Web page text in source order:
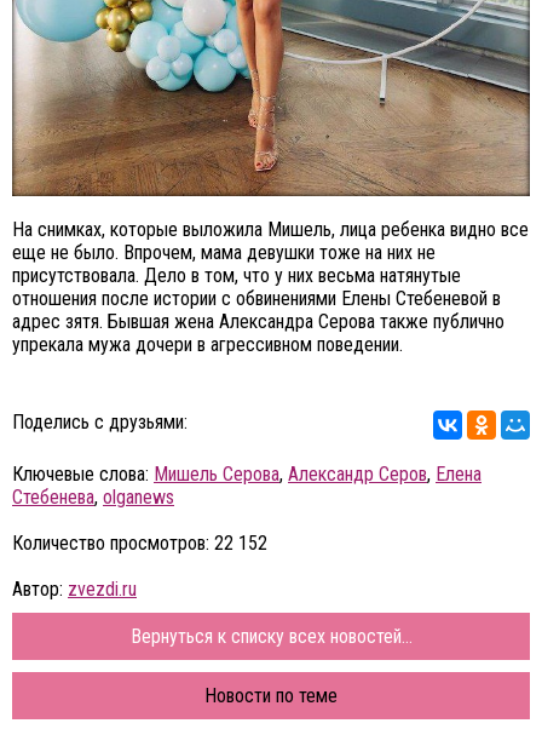
На снимках, которые выложила Мишель, лица ребенка видно все
еще не было. Впрочем, мама девушки тоже на них не
присутствовала. Дело в том, что у них весьма натянутые
отношения после истории с обвинениями Елены Стебеневой в
адрес зятя. Бывшая жена Александра Серова также публично
упрекала мужа дочери в агрессивном поведении.
Поделись с друзьями:
Ключевые слова: Мишель Серова, Александр Серов, Елена
Стебенева, olganews
Количество просмотров: 22 152
Автор: zvezdi.ru
Вернуться к списку всех новостей...
Новости по теме